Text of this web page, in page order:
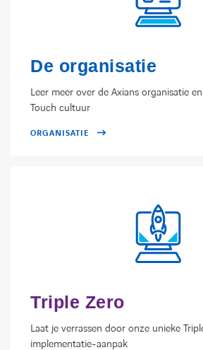
De organisatie
Leer meer over de Axians organisatie
Touch cultuur
ORGANISATIE
Triple Zero
Laat je verrassen door onze unieke
implementatie-aanpak